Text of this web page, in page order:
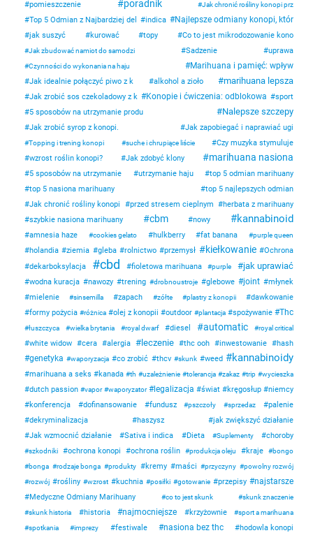
pomieszczenie
poradnik Jak chronić rośliny konopi prz
Top 5 Odmian z Najbardziej del indica Najlepsze odmiany konopi, któr
jak suszyć kurować topy Co to jest mikrodozowanie kono
Jak zbudować namiot do samodzi Sadzenie uprawa
Czynności do wykonania na haju Marihuana i pamięć: wpływ
Jak idealnie połączyć piwo z k alkohol a zioło marihuana lepsza
Jak zrobić sos czekoladowy z k Konopie i ćwiczenia: odblokowa
sport
5 sposobów na utrzymanie produ
Nalepsze szczepy
Jak zrobić syrop z konopi. Jak zapobiegać i naprawiać ugi
Topping i trening konopi suche i chrupiące liście
Czy muzyka stymuluje
wzrost roślin konopi?
Jak zdobyć klony marihuana nasiona
5 sposobów na utrzymanie utrzymanie haju
top 5 odmian marihuany
top 5 nasiona marihuany
top 5 najlepszych odmian
Jak chronić rośliny konopi
przed stresem cieplnym
herbata z marihuany
szybkie nasiona marihuany
cbm nowy kannabinoid
amnesia haze cookies gelato hulkberry fat banana purple queen
holandia ziemia gleba rolnictwo przemysł kiełkowanie
Ochrona
dekarboksylacja
cbd fioletowa marihuana purple jak uprawiać
wodna kuracja nawozy trening drobnoustroje glebowe joint
młynek
mielenie
sinsemilla zapach zółte plastry z konopii
dawkowanie
formy pożycia
różnica olej z konopii outdoor plantacja spożywanie Thc
łuszczyca wielka brytania royal dwarf diesel automatic royal critical
white widow cera alergia leczenie thc ooh inwestowanie hash
genetyka waporyzacja co zrobić thcv skunk weed kannabinoidy
marihuana a seks kanada th uzależnienie tolerancja zakaz trip wycieszka
dutch passion vapor waporyzator legalizacja świat kręgosłup
niemcy
konferencja
dofinansowanie fundusz pszczoły sprzedaz
palenie
dekryminalizacja
haszysz
jak zwiększyć działanie
Jak wzmocnić działanie
Sativa i indica Dieta Suplementy choroby
szkodniki ochrona konopi ochrona roślin produkcja oleju kraje
bongo
bonga
rodzaje bonga produkty kremy maści przyczyny
powolny rozwój
rozwój
rośliny wzrost kuchnia posiłki gotowanie przepisy najstarsze
Medyczne Odmiany Marihuany co to jest skunk
skunk znaczenie
skunk historia
historia najmocniejsze krzyżownie
sport a marihuana
spotkania
imprezy festiwale nasiona bez thc
hodowla konopi